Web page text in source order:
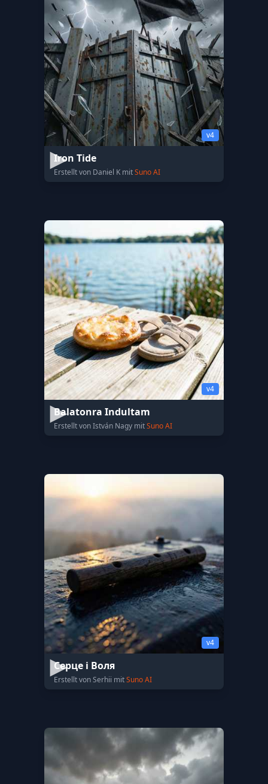
v4
Iron Tide
Erstellt von Daniel K mitSuno AI
v4
Balatonra Indultam
Erstellt von István Nagy mitSuno AI
v4
Серце і Воля
Erstellt von Serhii mitSuno AI